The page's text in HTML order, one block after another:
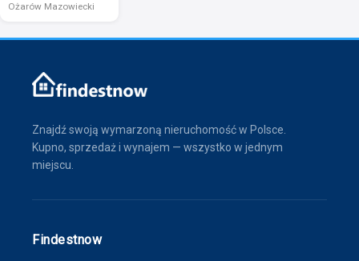
Ożarów Mazowiecki
Znajdź swoją wymarzoną nieruchomość w Polsce.
Kupno, sprzedaż i wynajem — wszystko w jednym
miejscu.
Findestnow